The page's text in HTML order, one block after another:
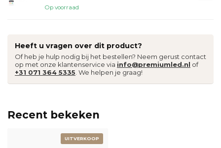
Op voorraad
Heeft u vragen over dit product?
Of heb je hulp nodig bij het bestellen? Neem gerust contact
op met onze klantenservice via info@premiumled.nl of
+31 071 364 5335 . We helpen je graag!
Recent bekeken
UITVERKOOP